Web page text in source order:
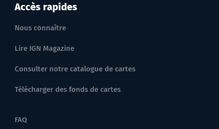
Accès rapides
Nous connaître
Lire IGN Magazine
Consulter notre catalogue de cartes
Télécharger des fonds de cartes
FAQ